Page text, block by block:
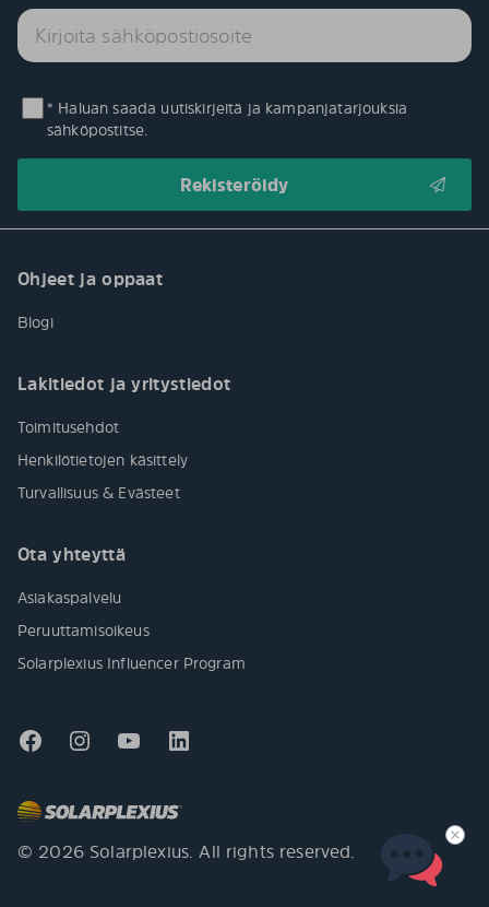
* Haluan saada uutiskirjeitä ja kampanjatarjouksia
sähköpostitse.
Ohjeet ja oppaat
Blogi
Lakitiedot ja yritystiedot
Toimitusehdot
Henkilötietojen käsittely
Turvallisuus & Evästeet
Ota yhteyttä
Asiakaspalvelu
Peruuttamisoikeus
Solarplexius Influencer Program
© 2026 Solarplexius. All rights reserved.